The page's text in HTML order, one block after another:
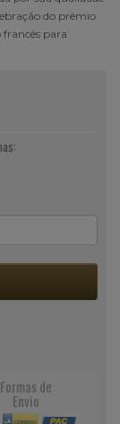
do prêmio
francês para
Formas de
Envio